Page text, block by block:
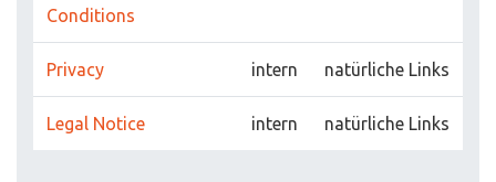
Conditions
Privacy intern natürliche Links
Legal Notice intern natürliche Links